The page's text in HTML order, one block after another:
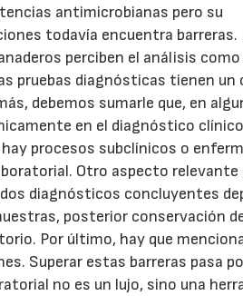
antimicrobianas pero su
todavía encuentra barreras.
perciben el análisis
pruebas diagnósticas tienen un
debemos sumarle que, en
en el diagnóstico clínico
procesos subclínicos o
Otro aspecto relevante
diagnósticos concluyentes
posterior conservación
Por último, hay que
Superar estas barreras pasa
no es un lujo, sino una